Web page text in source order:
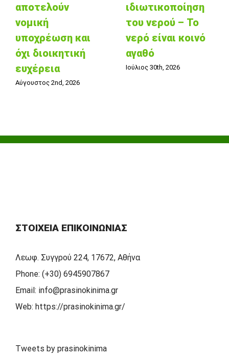
αποτελούν
νομική
υποχρέωση και
όχι διοικητική
ευχέρεια
Αύγουστος 2nd, 2026
ιδιωτικοποίηση
του νερού – Το
νερό είναι κοινό
αγαθό
Ιούλιος 30th, 2026
ΣΤΟΙΧΕΊΑ ΕΠΙΚΟΙΝΩΝΊΑΣ
Λεωφ. Συγγρού 224, 17672, Αθήνα
Phone: (+30) 6945907867
Email: info@prasinokinima.gr
Web: https://prasinokinima.gr/
Tweets by prasinokinima